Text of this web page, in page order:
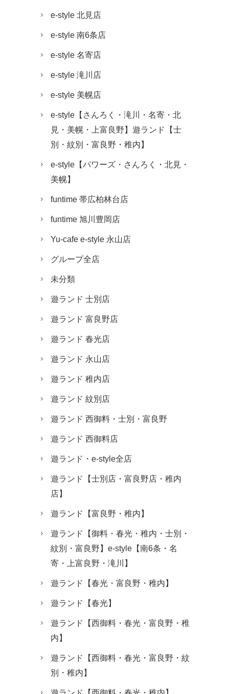
e-style 北見店
e-style 南6条店
e-style 名寄店
e-style 滝川店
e-style 美幌店
e-style【さんろく・滝川・名寄・北
見・美幌・上富良野】遊ランド【士
別・紋別・富良野・稚内】
e-style【パワーズ・さんろく・北見・
美幌】
funtime 帯広柏林台店
funtime 旭川豊岡店
Yu-cafe e-style 永山店
グループ全店
未分類
遊ランド 士別店
遊ランド 富良野店
遊ランド 春光店
遊ランド 永山店
遊ランド 稚内店
遊ランド 紋別店
遊ランド 西御料・士別・富良野
遊ランド 西御料店
遊ランド・e-style全店
遊ランド【士別店・富良野店・稚内
店】
遊ランド【富良野・稚内】
遊ランド【御料・春光・稚内・士別・
紋別・富良野】e-style【南6条・名
寄・上富良野・滝川】
遊ランド【春光・富良野・稚内】
遊ランド【春光】
遊ランド【西御料・春光・富良野・稚
内】
遊ランド【西御料・春光・富良野・紋
別・稚内】